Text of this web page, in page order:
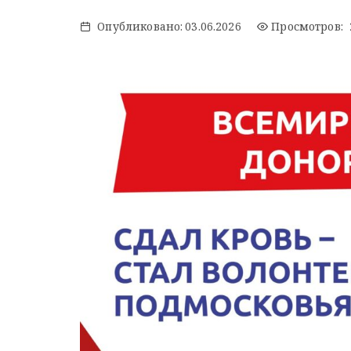
Опубликовано: 03.06.2026 Просмотров: